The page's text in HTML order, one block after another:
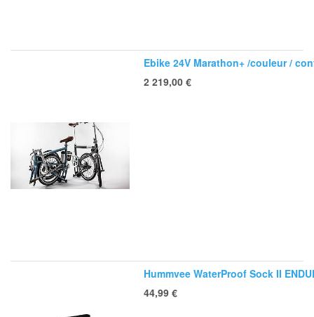
Ebike 24V Marathon+ /couleur /
2 219,00 €
Hummvee WaterProof Sock II
44,99 €